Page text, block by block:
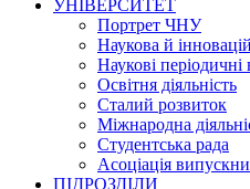
УНІВЕРСИТЕТ
Портрет ЧНУ
Наукова й
Наукові
Освітня діяльність
Сталий розвиток
Міжнародна
Студентська рада
Асоціація
ПІДРОЗДІЛИ